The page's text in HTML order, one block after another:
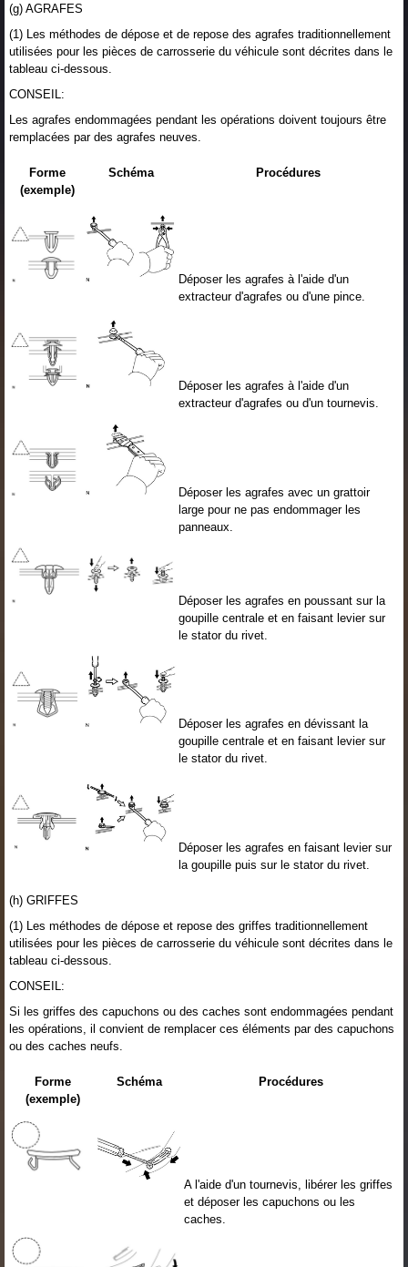
(g) AGRAFES
(1) Les méthodes de dépose et de repose des agrafes traditionnellement
utilisées pour les pièces de carrosserie du véhicule sont décrites dans le
tableau ci-dessous.
CONSEIL:
Les agrafes endommagées pendant les opérations doivent toujours être
remplacées par des agrafes neuves.
Forme
(exemple)
Schéma Procédures
Déposer les agrafes à l'aide d'un
extracteur d'agrafes ou d'une pince.
Déposer les agrafes à l'aide d'un
extracteur d'agrafes ou d'un tournevis.
Déposer les agrafes avec un grattoir
large pour ne pas endommager les
panneaux.
Déposer les agrafes en poussant sur la
goupille centrale et en faisant levier sur
le stator du rivet.
Déposer les agrafes en dévissant la
goupille centrale et en faisant levier sur
le stator du rivet.
Déposer les agrafes en faisant levier sur
la goupille puis sur le stator du rivet.
(h) GRIFFES
(1) Les méthodes de dépose et repose des griffes traditionnellement
utilisées pour les pièces de carrosserie du véhicule sont décrites dans le
tableau ci-dessous.
CONSEIL:
Si les griffes des capuchons ou des caches sont endommagées pendant
les opérations, il convient de remplacer ces éléments par des capuchons
ou des caches neufs.
Forme
(exemple)
Schéma Procédures
A l'aide d'un tournevis, libérer les griffes
et déposer les capuchons ou les
caches.